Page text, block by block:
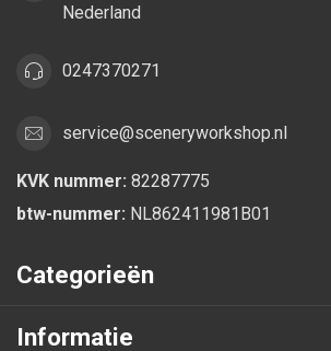
Nederland
0247370271
service@sceneryworkshop.nl
KVK nummer: 82287775
btw-nummer: NL862411981B01
Categorieën
Informatie